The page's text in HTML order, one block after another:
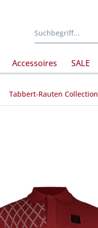
Accessoires SALE
Tabbert-Rauten Collection